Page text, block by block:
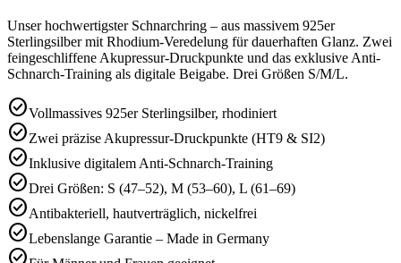
Unser hochwertigster Schnarchring – aus massivem 925er
Sterlingsilber mit Rhodium-Veredelung für dauerhaften Glanz. Zwei
feingeschliffene Akupressur-Druckpunkte und das exklusive Anti-
Schnarch-Training als digitale Beigabe. Drei Größen S/M/L.
check_circleVollmassives 925er Sterlingsilber, rhodiniert
check_circleZwei präzise Akupressur-Druckpunkte (HT9 & SI2)
check_circleInklusive digitalem Anti-Schnarch-Training
check_circleDrei Größen: S (47–52), M (53–60), L (61–69)
check_circleAntibakteriell, hautverträglich, nickelfrei
check_circleLebenslange Garantie – Made in Germany
check_circle